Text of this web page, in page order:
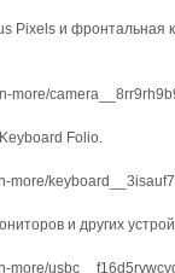
Pixels и фронтальная
Folio.
и других